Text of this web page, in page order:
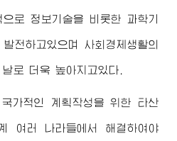
로 정보기술을 비롯한 과학기
전하고있으며 사회경제생활의
로 더욱 높아지고있다.
가적인 계획작성을 위한 타산
여러 나라들에서 해결하여야